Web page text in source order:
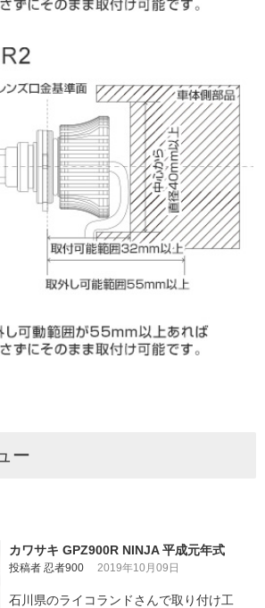
ー
カワサキ GPZ900R NINJA 平成元年式
投稿者 忍者900 2019年10月09日
石川県のライコランドさんで取り付け工